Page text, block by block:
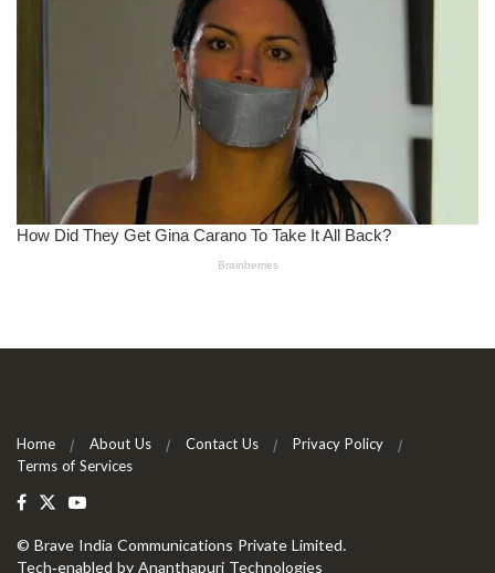
Home About Us Contact Us
Privacy Policy
Terms of Services
© Brave India Communications Private Limited.